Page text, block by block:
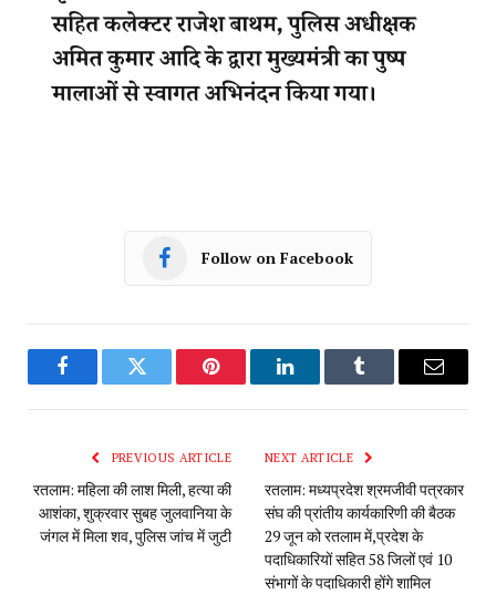
Follow on Facebook
FacebookTwitter Pinterest LinkedInTumblr Email
PREVIOUS ARTICLE
रतलाम: महिला की लाश मिली, हत्या की
आशंका, शुक्रवार सुबह जुलवानिया के
जंगल में मिला शव, पुलिस जांच में जुटी
NEXT ARTICLE
रतलाम: मध्यप्रदेश श्रमजीवी पत्रकार
संघ की प्रांतीय कार्यकारिणी की बैठक
29 जून को रतलाम में,प्रदेश के
पदाधिकारियों सहित 58 जिलों एवं 10
संभागों के पदाधिकारी होंगे शामिल